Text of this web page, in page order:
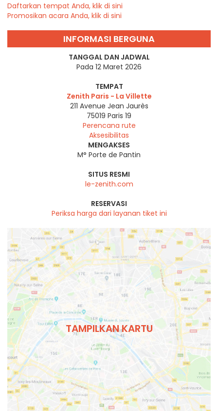
Daftarkan tempat Anda, klik di sini
Promosikan acara Anda, klik di sini
INFORMASI BERGUNA
TANGGAL DAN JADWAL
Pada 12 Maret 2026
TEMPAT
Zenith Paris - La Villette
211 Avenue Jean Jaurès
75019 Paris 19
Perencana rute
Aksesibilitas
MENGAKSES
M° Porte de Pantin
SITUS RESMI
le-zenith.com
RESERVASI
Periksa harga dari layanan tiket ini
TAMPILKAN KARTU